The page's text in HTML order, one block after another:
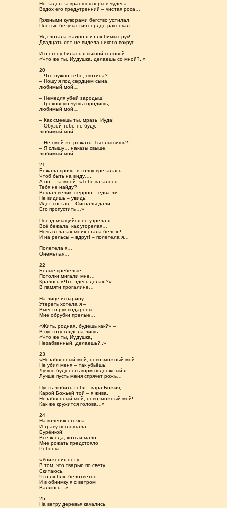
Но задел за краешек веры в чудеса
Вздох его предутренний – чистая роса…
Грязными купюрами бегство устилал,
Плетью безучастия сердце рассекал…
Яд глотала жадно я из любимых рук!
Двадцать лет не видела никого вокруг…
И о стену билась я пьяной головой:
«Что же ты, Иудушка, делаешь со мной?..»
20
– Что нужно тебе, скотина?
– Ношу я под сердцем сына,
любимый мой…
– Немедля убей зародыш!
– Греховную чушь городишь,
любимый мой…
– Как смеешь ты, мразь, Иуда!
– Обузой тебе не буду,
любимый мой…
– Не смей же рожать! Ты слышишь?!
– Я слышу… наказы свыше,
любимый мой…
21
Бежала прочь, в толпу врезалась,
Чтоб быть на виду….
А он – за мной: «Тебе казалось –
Тебя не найду?
Вокзал велик, перрон – едва ли.
Не видишь – увидь!
Идёт состав… Сигналы дали –
Его пропустить…»
Поезд мчащийся не узрела я –
Всё бежала, как угорелая…
Ночь в глазах моих стала белою!
И на рельсы – вдруг! – полетела я…
Полетела я…
Онемелая…
22
Белые-пребелые
Потолки мигали мне…
Кралось «Что здесь делаю?»
В памяти прогалине…
На лице испарину
Утереть хотела я –
Вместо рук подарены
Мне обрубки прелые…
«Жить, родная, будешь как?» –
В пустоту глядела лишь…
«Что же ты, Иудушка,
Незабвенный, делаешь?..»
23
«Незабвенный мой, невозможный мой…
Не убил меня – так убьёшь!
Лучше буду есть корм подножный я,
Лучше пусть меня спрячет рожь…
Пусть любить тебя – кара Божия,
Карой Божьей той – я жива.
Незабвенный мой, невозможный мой!
Как же кружится голова…»
24
На коленях стояла
И траву поглощала –
Бурёнкой!
Всё ж еда, хоть и мало…
Мне рожать предстояло
Ребёнка…
«Унижения нету
В том, что тварью по свету
Скитаюсь,
Что люблю безответно
И в обнимку я с ветром
Валяюсь…»
25
На ветру деревья качались,